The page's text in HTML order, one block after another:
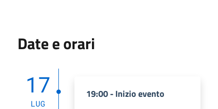
Date e orari
17
LUG
19:00 - Inizio evento